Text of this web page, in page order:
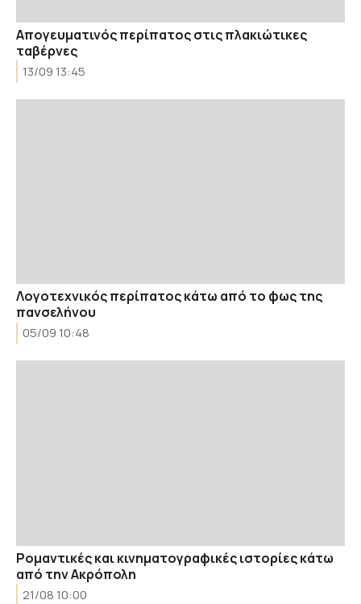
Απογευματινός περίπατος στις πλακιώτικες
ταβέρνες
13/09 13:45
Λογοτεχνικός περίπατος κάτω από το φως της
πανσελήνου
05/09 10:48
Ρομαντικές και κινηματογραφικές ιστορίες κάτω
από την Ακρόπολη
21/08 10:00